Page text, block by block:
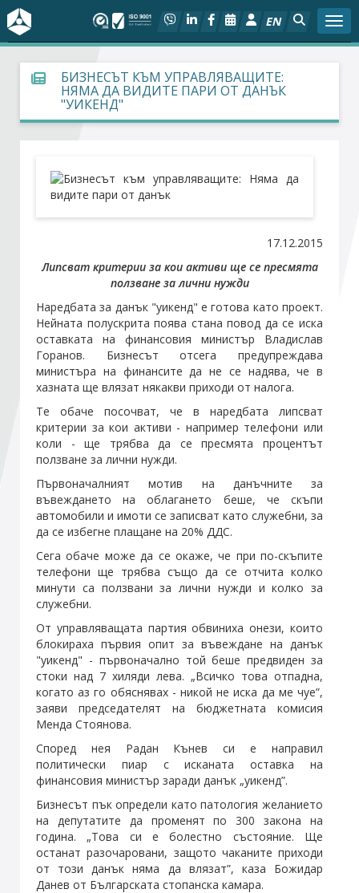
EN
За БСК
На фокус
Социален диалог
Арбитражен съд
Проекти
Членове
Абонирайте се!
БИЗНЕСЪТ КЪМ УПРАВЛЯВАЩИТЕ:
НЯМА ДА ВИДИТЕ ПАРИ ОТ ДАНЪК
"УИКЕНД"
17.12.2015
Липсват критерии за кои активи ще се пресмята
ползване за лични нужди
Наредбата за данък "уикенд" е готова като проект.
Нейната полускрита поява стана повод да се иска
оставката на финансовия министър Владислав
Горанов. Бизнесът отсега предупреждава
министъра на финансите да не се надява, че в
хазната ще влязат някакви приходи от налога.
Те обаче посочват, че в наредбата липсват
критерии за кои активи - например телефони или
коли - ще трябва да се пресмята процентът
ползване за лични нужди.
Първоначалният мотив на данъчните за
въвеждането на облагането беше, че скъпи
автомобили и имоти се записват като служебни, за
да се избегне плащане на 20% ДДС.
Сега обаче може да се окаже, че при по-скъпите
телефони ще трябва също да се отчита колко
минути са ползвани за лични нужди и колко за
служебни.
От управляващата партия обвиниха онези, които
блокираха първия опит за въвеждане на данък
"уикенд" - първоначално той беше предвиден за
стоки над 7 хиляди лева. „Всичко това отпадна,
когато аз го обяснявах - никой не иска да ме чуе”,
заяви председателят на бюджетната комисия
Менда Стоянова.
Според нея Радан Кънев си е направил
политически пиар с исканата оставка на
финансовия министър заради данък „уикенд”.
Бизнесът пък определи като патология желанието
на депутатите да променят по 300 закона на
година. „Това си е болестно състояние. Ще
останат разочаровани, защото чаканите приходи
от този данък няма да влязат”, каза Божидар
Данев от Българската стопанска камара.